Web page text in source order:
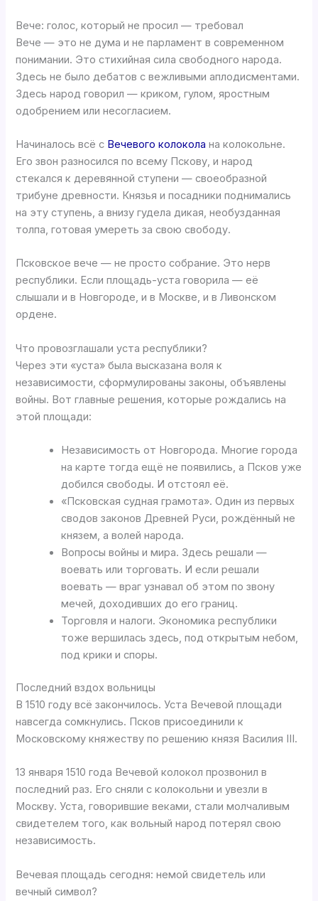
Вече: голос, который не просил — требовал
Вече — это не дума и не парламент в современном
понимании. Это стихийная сила свободного народа.
Здесь не было дебатов с вежливыми аплодисментами.
Здесь народ говорил — криком, гулом, яростным
одобрением или несогласием.
Начиналось всё с Вечевого колокола на колокольне.
Его звон разносился по всему Пскову, и народ
стекался к деревянной ступени — своеобразной
трибуне древности. Князья и посадники поднимались
на эту ступень, а внизу гудела дикая, необузданная
толпа, готовая умереть за свою свободу.
Псковское вече — не просто собрание. Это нерв
республики. Если площадь-уста говорила — её
слышали и в Новгороде, и в Москве, и в Ливонском
ордене.
Что провозглашали уста республики?
Через эти «уста» была высказана воля к
независимости, сформулированы законы, объявлены
войны. Вот главные решения, которые рождались на
этой площади:
Независимость от Новгорода. Многие города
на карте тогда ещё не появились, а Псков уже
добился свободы. И отстоял её.
«Псковская судная грамота». Один из первых
сводов законов Древней Руси, рождённый не
князем, а волей народа.
Вопросы войны и мира. Здесь решали —
воевать или торговать. И если решали
воевать — враг узнавал об этом по звону
мечей, доходивших до его границ.
Торговля и налоги. Экономика республики
тоже вершилась здесь, под открытым небом,
под крики и споры.
Последний вздох вольницы
В 1510 году всё закончилось. Уста Вечевой площади
навсегда сомкнулись. Псков присоединили к
Московскому княжеству по решению князя Василия III.
13 января 1510 года Вечевой колокол прозвонил в
последний раз. Его сняли с колокольни и увезли в
Москву. Уста, говорившие веками, стали молчаливым
свидетелем того, как вольный народ потерял свою
независимость.
Вечевая площадь сегодня: немой свидетель или
вечный символ?